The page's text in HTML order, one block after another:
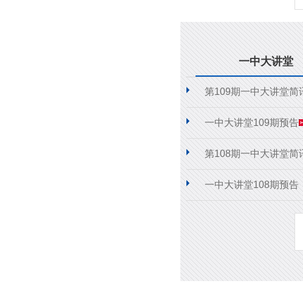
一中大讲堂
第109期一中大讲堂
一中大讲堂109期预告
第108期一中大讲堂简
一中大讲堂108期预告